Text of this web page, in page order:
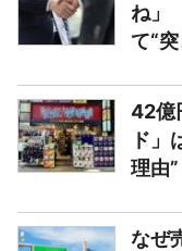
ね」
て“
42億
ド」
理由”
なぜ